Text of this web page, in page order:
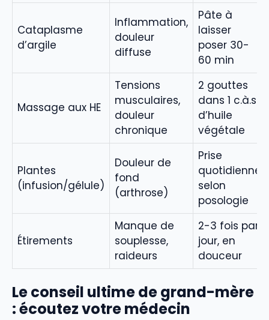
Cataplasme
d’argile
Inflammation,
douleur
diffuse
Pâte à
laisser
poser 30-
60 min
Massage aux HE
Tensions
musculaires,
douleur
chronique
2 gouttes
dans 1 c.à.s
d’huile
végétale
Plantes
(infusion/gélule)
Douleur de
fond
(arthrose)
Prise
quotidienne
selon
posologie
Étirements
Manque de
souplesse,
raideurs
2-3 fois par
jour, en
douceur
Le conseil ultime de grand-mère
: écoutez votre médecin